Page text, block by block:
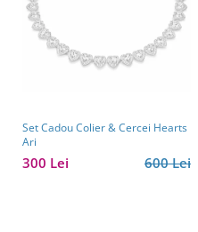
Set Cadou Colier & Cercei Hearts
Ari
600 Lei
300 Lei